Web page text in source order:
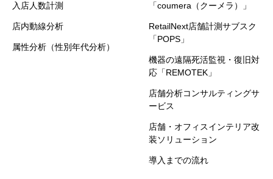
入店人数計測
店内動線分析
属性分析（性別年代分析）
「coumera（クーメラ）」
RetailNext店舗計測サブスク
「POPS」
機器の遠隔死活監視・復旧対
応「REMOTEK」
店舗分析コンサルティングサ
ービス
店舗・オフィスインテリア改
装ソリューション
導入までの流れ